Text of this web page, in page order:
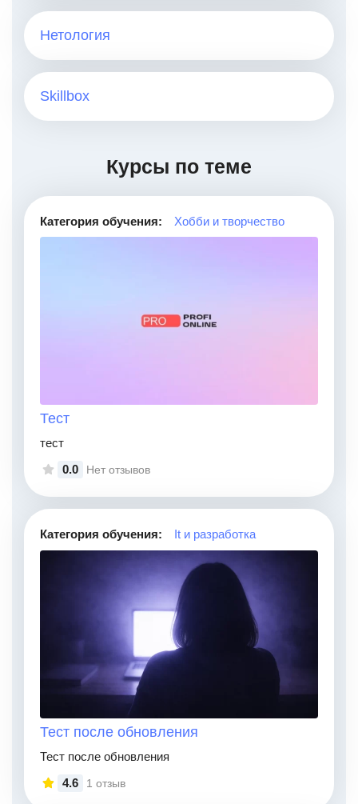
Нетология
Skillbox
Курсы по теме
Категория обучения: Хобби и творчество
Тест
тест
0.0
Нет отзывов
Категория обучения: It и разработка
Тест после обновления
Тест после обновления
4.6
1 отзыв